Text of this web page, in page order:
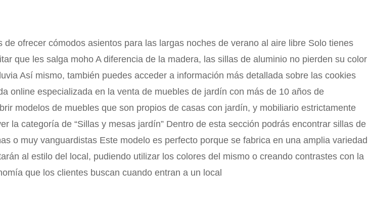
ofrecer cómodos asientos para las largas noches de verano al aire libre Solo tienes
que les salga moho A diferencia de la madera, las sillas de aluminio no pierden su color
Así mismo, también puedes acceder a información más detallada sobre las cookies
online especializada en la venta de muebles de jardín con más de 10 años de
modelos de muebles que son propios de casas con jardín, y mobiliario estrictamente
la categoría de “Sillas y mesas jardín” Dentro de esta sección podrás encontrar sillas de
o muy vanguardistas Este modelo es perfecto porque se fabrica en una amplia variedad
al estilo del local, pudiendo utilizar los colores del mismo o creando contrastes con la
que los clientes buscan cuando entran a un local